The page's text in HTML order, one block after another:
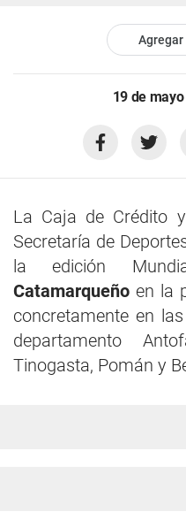
Agregar
19 de
La Caja de Crédito
Secretaría de
la edición
Catamarqueño en la
concretamente en
departamento
Tinogasta, Pomán y